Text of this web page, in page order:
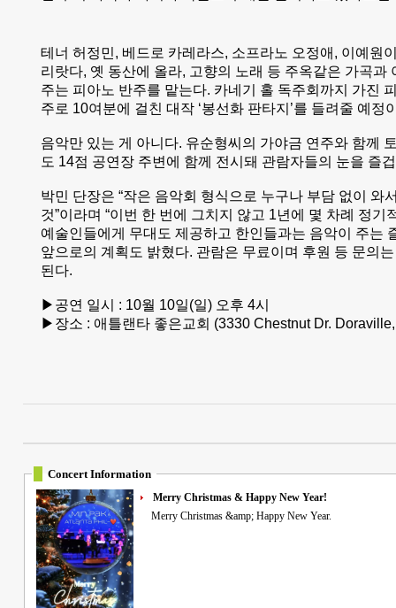
테너 허정민, 베드로 카레라스, 소프라노 오정애, 이예원
리랏다, 옛 동산에 올라, 고향의 노래 등 주옥같은 가곡과
주는 피아노 반주를 맡는다. 카네기 홀 독주회까지 가진
주로 10여분에 걸친 대작 ‘봉선화 판타지’를 들려줄 예정
음악만 있는 게 아니다. 유순형씨의 가야금 연주와 함께
도 14점 공연장 주변에 함께 전시돼 관람자들의 눈을 즐
박민 단장은 “작은 음악회 형식으로 누구나 부담 없이 와
것”이라며 “이번 한 번에 그치지 않고 1년에 몇 차례 정
예술인들에게 무대도 제공하고 한인들과는 음악이 주는
앞으로의 계획도 밝혔다. 관람은 무료이며 후원 등 문의
된다.
▶공연 일시 : 10월 10일(일) 오후 4시
▶장소 : 애틀랜타 좋은교회 (3330 Chestnut Dr.
Concert Information
Merry Christmas & Happy New Year!
Merry Christmas &amp; Happy New Year.